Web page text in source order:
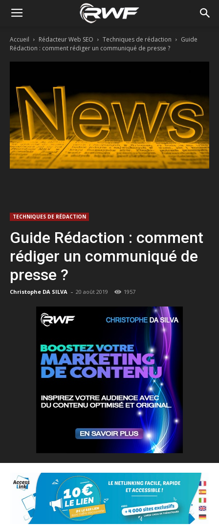
Accueil Rédacteur Web SEO Techniques de rédaction
Guide
Rédaction : comment rédiger un communiqué de presse ?
TECHNIQUES DE RÉDACTION
Guide Rédaction : comment
rédiger un communiqué de
presse ?
Christophe DA SILVA - 20 août 2019 1957